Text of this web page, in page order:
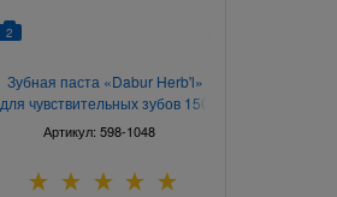
2
Зубная паста «Dabur Herb'l»
для чувствительных зубов 150
г с зубной щеткой
Артикул: 598-1048